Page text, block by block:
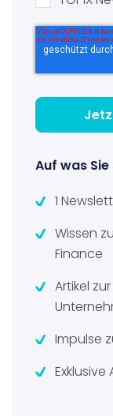
Auf was
1
Wissen
Finance
Artikel
Impulse